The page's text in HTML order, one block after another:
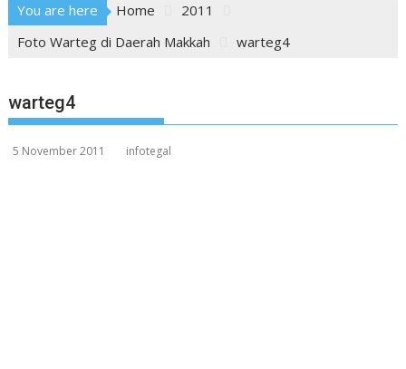
You are here Home
2011
Foto Warteg di Daerah Makkah
warteg4
warteg4
5 November 2011 infotegal